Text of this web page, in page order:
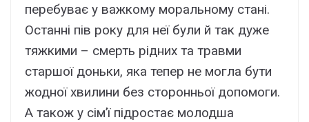
перебуває у важкому моральному стані.
Останні пів року для неї були й так дуже
тяжкими – смерть рідних та травми
старшої доньки, яка тепер не могла бути
жодної хвилини без сторонньої допомоги.
А також у сім’ї підростає молодша